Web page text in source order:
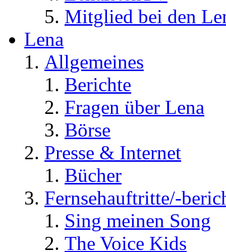
Mitglied bei den
Lena
Allgemeines
Berichte
Fragen über Lena
Börse
Presse & Internet
Bücher
Fernsehauftritte/-
Sing meinen Song
The Voice Kids